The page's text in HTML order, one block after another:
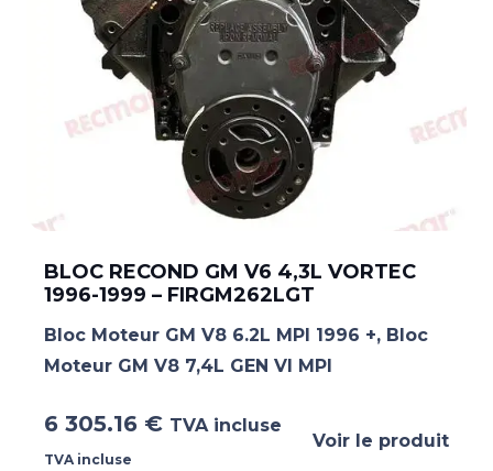
BLOC RECOND GM V6 4,3L VORTEC
1996-1999 – FIRGM262LGT
Bloc Moteur GM V8 6.2L MPI 1996 +, Bloc
Moteur GM V8 7,4L GEN VI MPI
6 305.16 € TVA incluse
TVA incluse
Voir le produit